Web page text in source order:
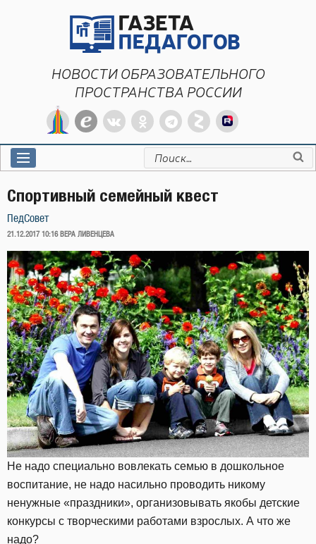
НОВОСТИ ОБРАЗОВАТЕЛЬНОГО
ПРОСТРАНСТВА РОССИИ
Искать:
Спортивный семейный квест
ПедСовет
ОПУБЛИКОВАНО
21.12.2017 10:16 ВЕРА ЛИВЕНЦЕВА
Не надо специально вовлекать семью в дошкольное
воспитание, не надо насильно проводить никому
ненужные «праздники», организовывать якобы детские
конкурсы с творческими работами взрослых. А что же
надо?